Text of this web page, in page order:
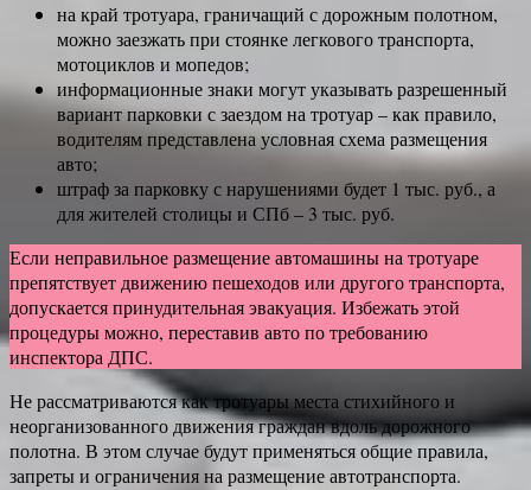
на край тротуара, граничащий с дорожным полотном,
можно заезжать при стоянке легкового транспорта,
мотоциклов и мопедов;
информационные знаки могут указывать разрешенный
вариант парковки с заездом на тротуар – как правило,
водителям представлена условная схема размещения
авто;
штраф за парковку с нарушениями будет 1 тыс. руб., а
для жителей столицы и СПб – 3 тыс. руб.
Если неправильное размещение автомашины на тротуаре
препятствует движению пешеходов или другого транспорта,
допускается принудительная эвакуация. Избежать этой
процедуры можно, переставив авто по требованию
инспектора ДПС.
Не рассматриваются как тротуары места стихийного и
неорганизованного движения граждан вдоль дорожного
полотна. В этом случае будут применяться общие правила,
запреты и ограничения на размещение автотранспорта.